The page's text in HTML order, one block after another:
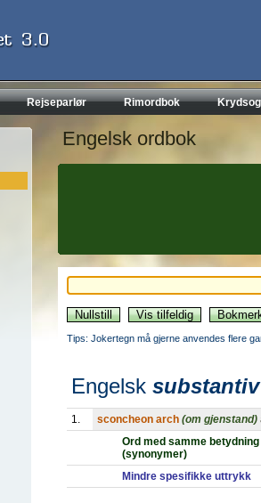
Rejseparlør Rimordbok
Engelsk ordbok
Tips: Jokertegn må gjerne anvendes flere
Engelsk substantiv
1. sconcheon arch (om gjenstand)
Ord med samme betydning
(synonymer)
Mindre spesifikke uttrykk